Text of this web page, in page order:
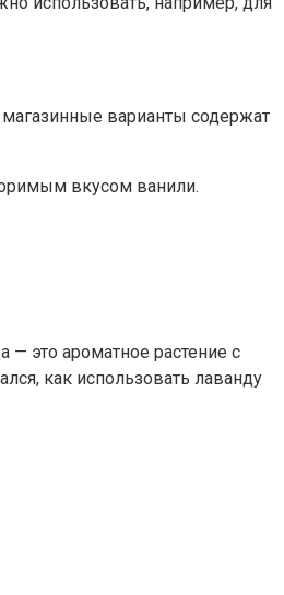
варианты содержат
вкусом ванили.
это ароматное растение с
как использовать лаванду